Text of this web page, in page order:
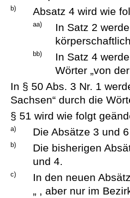
b) Absatz 4 wird wie
aa)
In Satz 2
bb)
In Satz 4
Wörter „von
In § 50 Abs. 3 Nr. 1
Sachsen“ durch die
§ 51 wird wie folgt
a) Die Absätze 3 und
b)
Die bisherigen
und 4.
c)
In den neuen
„ , aber nur im